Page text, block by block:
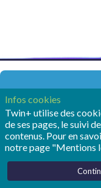
accéder à ce
Déjà membre
accéder à ce
Infos cookies
Twin+ utilise des
de ses pages, le suivi
contenus. Pour en
notre page "Mentions